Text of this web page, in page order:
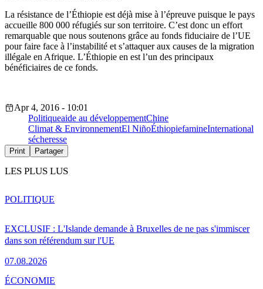
La résistance de l’Éthiopie est déjà mise à l’épreuve puisque le pays
accueille 800 000 réfugiés sur son territoire. C’est donc un effort
remarquable que nous soutenons grâce au fonds fiduciaire de l’UE
pour faire face à l’instabilité et s’attaquer aux causes de la migration
illégale en Afrique. L’Éthiopie en est l’un des principaux
bénéficiaires de ce fonds.
Apr 4, 2016 - 10:01
Politiqueaide au développementChine
Climat & EnvironnementEl NiñoÉthiopiefamineInternational
sécheresse
Print Partager
LES PLUS LUS
EXCLUSIF : L'Islande demande à Bruxelles de ne pas s'immiscer
dans son référendum sur l'UE
07.08.2026
POLITIQUE
ÉCONOMIE